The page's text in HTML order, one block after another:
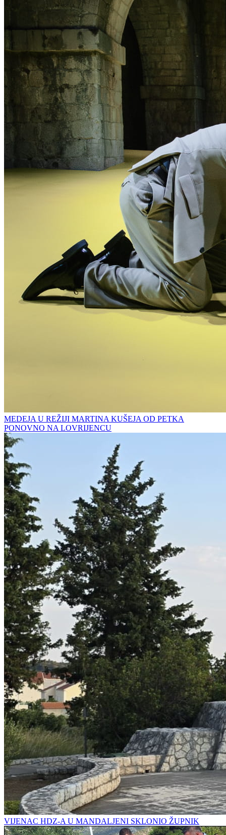
MEDEJA U REŽIJI MARTINA KUŠEJA OD PETKA
PONOVNO NA LOVRIJENCU
VIJENAC HDZ-A U MANDALJENI SKLONIO ŽUPNIK